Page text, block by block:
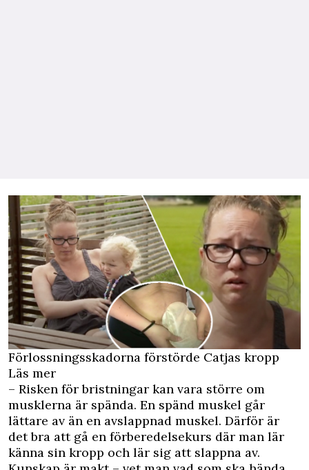
Förlossningsskadorna förstörde Catjas kropp
Läs mer
– Risken för bristningar kan vara större om
musklerna är spända. En spänd muskel går
lättare av än en avslappnad muskel. Därför är
det bra att gå en förberedelsekurs där man lär
känna sin kropp och lär sig att slappna av.